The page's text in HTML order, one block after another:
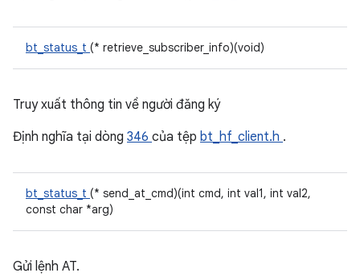
bt_status_t (* retrieve_subscriber_info)(void)
Truy xuất thông tin về người đăng ký
Định nghĩa tại dòng 346 của tệp bt_hf_client.h .
bt_status_t (* send_at_cmd)(int cmd, int val1, int val2,
const char *arg)
Gửi lệnh AT.